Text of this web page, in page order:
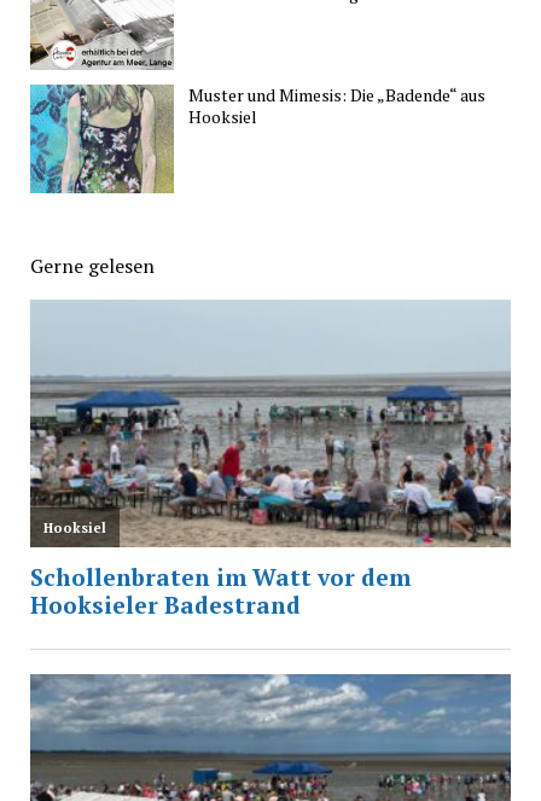
Muster und Mimesis: Die „Badende“ aus
Hooksiel
Gerne gelesen